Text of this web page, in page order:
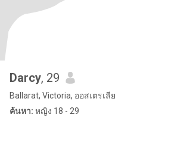
Darcy, 29
Ballarat, Victoria, ออสเตรเลีย
ค้นหา: หญิง 18 - 29